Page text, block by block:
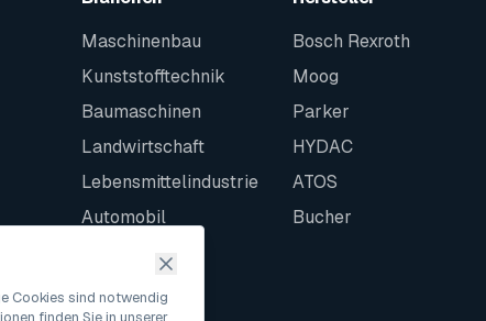
Maschinenbau
Kunststofftechnik
Baumaschinen
Landwirtschaft
Lebensmittelindustrie
Automobil
Intralogistik
Bosch Rexroth
Moog
Parker
HYDAC
ATOS
Bucher
Cookies sind notwendig
finden Sie in unserer